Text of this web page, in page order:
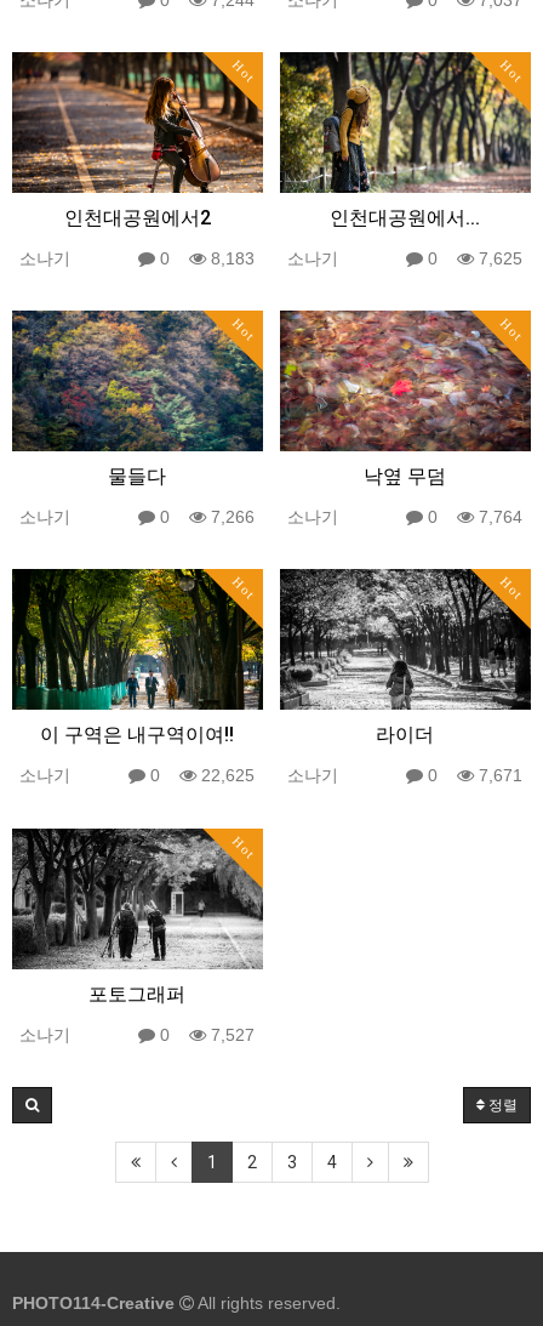
Hot
인천대공원에서2
소나기 0 8,183
Hot
인천대공원에서...
소나기 0 7,625
Hot
물들다
소나기 0 7,266
Hot
낙옆 무덤
소나기 0 7,764
Hot
이 구역은 내구역이여!!
소나기 0 22,625
Hot
라이더
소나기 0 7,671
Hot
포토그래퍼
소나기 0 7,527
정렬
1 2 3 4
PHOTO114-Creative All rights reserved.